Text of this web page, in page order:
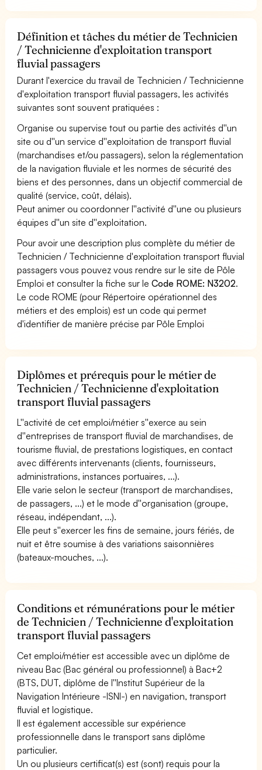
Définition et tâches du métier de Technicien
/ Technicienne d'exploitation transport
fluvial passagers
Durant l'exercice du travail de Technicien / Technicienne
d'exploitation transport fluvial passagers, les activités
suivantes sont souvent pratiquées :
Organise ou supervise tout ou partie des activités d''un
site ou d''un service d''exploitation de transport fluvial
(marchandises et/ou passagers), selon la réglementation
de la navigation fluviale et les normes de sécurité des
biens et des personnes, dans un objectif commercial de
qualité (service, coût, délais).
Peut animer ou coordonner l''activité d''une ou plusieurs
équipes d''un site d''exploitation.
Pour avoir une description plus complète du métier de
Technicien / Technicienne d'exploitation transport fluvial
passagers vous pouvez vous rendre sur le site de Pôle
Emploi et consulter la fiche sur leCode ROME: N3202.
Le code ROME (pour Répertoire opérationnel des
métiers et des emplois) est un code qui permet
d'identifier de manière précise par Pôle Emploi
Diplômes et prérequis pour le métier de
Technicien / Technicienne d'exploitation
transport fluvial passagers
L''activité de cet emploi/métier s''exerce au sein
d''entreprises de transport fluvial de marchandises, de
tourisme fluvial, de prestations logistiques, en contact
avec différents intervenants (clients, fournisseurs,
administrations, instances portuaires, ...).
Elle varie selon le secteur (transport de marchandises,
de passagers, ...) et le mode d''organisation (groupe,
réseau, indépendant, ...).
Elle peut s''exercer les fins de semaine, jours fériés, de
nuit et être soumise à des variations saisonnières
(bateaux-mouches, ...).
Conditions et rémunérations pour le métier
de Technicien / Technicienne d'exploitation
transport fluvial passagers
Cet emploi/métier est accessible avec un diplôme de
niveau Bac (Bac général ou professionnel) à Bac+2
(BTS, DUT, diplôme de l''Institut Supérieur de la
Navigation Intérieure -ISNI-) en navigation, transport
fluvial et logistique.
Il est également accessible sur expérience
professionnelle dans le transport sans diplôme
particulier.
Un ou plusieurs certificat(s) est (sont) requis pour la